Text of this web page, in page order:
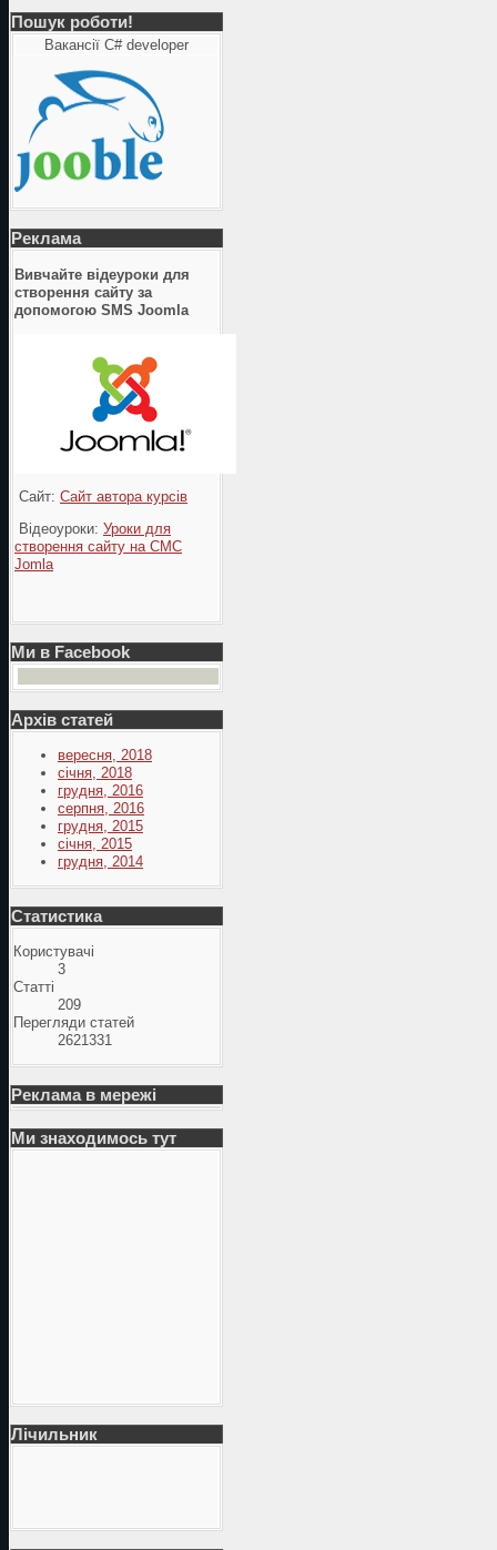
Пошук роботи!
Вакансії C# developer
Реклама
Вивчайте відеуроки для
створення сайту за
допомогою SMS Joomla
Сайт: Сайт автора курсів
Відеоуроки: Уроки для
створення сайту на СМС
Jomla
Ми в Facebook
Архів статей
вересня, 2018
січня, 2018
грудня, 2016
серпня, 2016
грудня, 2015
січня, 2015
грудня, 2014
Статистика
Користувачі
3
Статті
209
Перегляди статей
2621331
Реклама в мережі
Ми знаходимось тут
Лічильник